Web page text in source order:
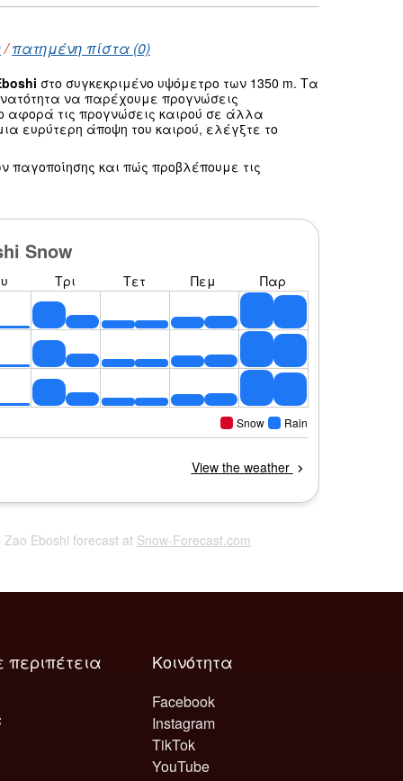
/πατημένη πίστα (0)
στο συγκεκριμένο υψόμετρο των 1350 m. Τα
να παρέχουμε προγνώσεις
αφορά τις προγνώσεις καιρού σε άλλα
ευρύτερη άποψη του καιρού, ελέγξτε το
παγοποίησης και πώς προβλέπουμε τις
Zao Eboshi forecast at Snow-Forecast.com
Κοινότητα
Facebook
Instagram
TikTok
YouTube